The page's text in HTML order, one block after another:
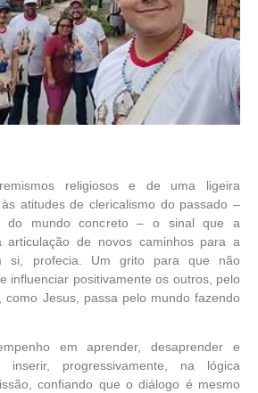
religiosos e de uma ligeira
atitudes de clericalismo do passado –
do mundo concreto – o sinal que a
articulação de novos caminhos para a
si, profecia. Um grito para que não
influenciar positivamente os outros, pelo
como Jesus, passa pelo mundo fazendo
em aprender, desaprender e
progressivamente, na lógica
confiando que o diálogo é mesmo